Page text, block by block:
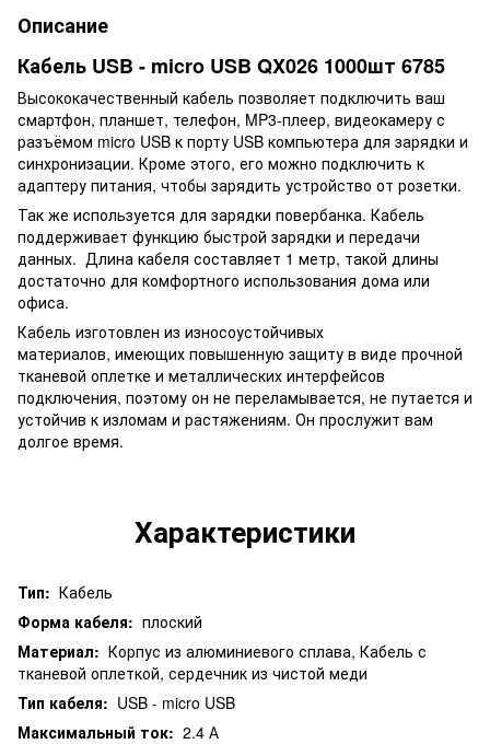
Описание
Кабель USB - micro USB QX026 1000шт 6785
Высококачественный кабель позволяет подключить ваш
смартфон, планшет, телефон, MP3-плеер, видеокамеру с
разъёмом micro USB к порту USB компьютера для зарядки и
синхронизации. Кроме этого, его можно подключить к
адаптеру питания, чтобы зарядить устройство от розетки.
Так же используется для зарядки повербанка. Кабель
поддерживает функцию быстрой зарядки и передачи
данных. Длина кабеля составляет 1 метр, такой длины
достаточно для комфортного использования дома или
офиса.
Кабель изготовлен из износоустойчивых
материалов, имеющих повышенную защиту в виде прочной
тканевой оплетке и металлических интерфейсов
подключения, поэтому он не переламывается, не путается и
устойчив к изломам и растяжениям. Он прослужит вам
долгое время.
Характеристики
Тип: Кабель
Форма кабеля: плоский
Материал: Корпус из алюминиевого сплава, Кабель с
тканевой оплеткой, сердечник из чистой меди
Тип кабеля: USB - micro USB
Максимальный ток: 2.4 А